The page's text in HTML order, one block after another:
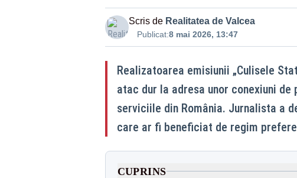
Scris de Realitatea de Valcea
Publicat:8 mai 2026, 13:47
Realizatoarea emisiunii „Culisele
atac dur la adresa unor conexiuni
serviciile din România. Jurnalista a
care ar fi beneficiat de regim
CUPRINS